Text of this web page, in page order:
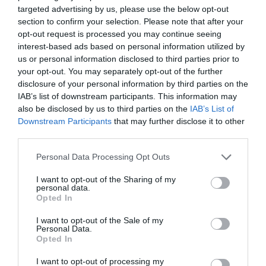
targeted advertising by us, please use the below opt-out
section to confirm your selection. Please note that after your
opt-out request is processed you may continue seeing
interest-based ads based on personal information utilized by
us or personal information disclosed to third parties prior to
your opt-out. You may separately opt-out of the further
disclosure of your personal information by third parties on the
IAB’s list of downstream participants. This information may
also be disclosed by us to third parties on the IAB’s List of
Downstream Participants that may further disclose it to other
Personal Data Processing Opt Outs
I want to opt-out of the Sharing of my
personal data.
Opted In
I want to opt-out of the Sale of my
Personal Data.
Opted In
I want to opt-out of processing my
Ήταν αναμενόμενο πως η σειρά θα «φυλλοροούσε»
με αυτή την αλλαγή. Δεν είναι μόνο ότι έχει πιο
ξεκάθαρους ανταγωνιστές(The Voice, Famagusta, 17
Κλωστές) ή ότι οι Κυριακές είναι ημέρες ραστώνης,
είναι κι ότι το κοινό είχε συνηθίσει να την βλέπει Τρίτη
για 4 εβδομάδες και σε ημέρα όπου δεν υπήρχε καθόλου
κωμωδία ή υπήρξε από τις 14/10 και μετά, μία μισάωρη
– το Έχω Παιδιά.
Στις Τρίτες η Κατάρα της Τζέλας Δελαφράγκα έσπαγε
κάπως και τη μονοτονία, όσο καλή ή κακή κι αν τη
μονάδες.Την Κυριακή το βράδυ, όπου ο ALPHA είχε τη
Διάφανη Αγάπη και τις τράμπαρε, δεν υπάρχουν
αυτές οι συνθήκες για να μπορέσει να κρατηθεί η
σειρά και να προκαλεί και ενδιαφέρον.
Φυσικά, επειδή πρέπει πάντα να το τονίζουμε, όλες οι